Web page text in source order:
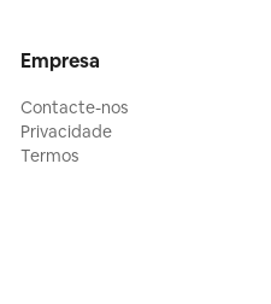
Empresa
Contacte-nos
Privacidade
Termos